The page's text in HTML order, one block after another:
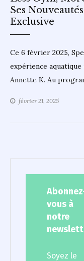
Ses
Exclusive
Ce 6 février 2025,
expérience
Annette K. Au
février 21, 2025
vous à
notre
Soyez le